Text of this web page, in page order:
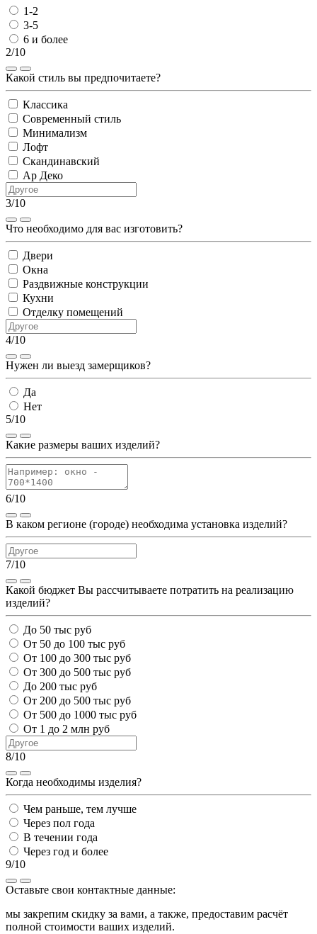
1-2
3-5
6 и более
2/10
Какой стиль вы предпочитаете?
Классика
Современный стиль
Минимализм
Лофт
Скандинавский
Ар Деко
3/10
Что необходимо для вас изготовить?
Двери
Окна
Раздвижные конструкции
Кухни
Отделку помещений
4/10
Нужен ли выезд замерщиков?
Да
Нет
5/10
Какие размеры ваших изделий?
6/10
В каком регионе (городе) необходима установка изделий?
7/10
Какой бюджет Вы рассчитываете потратить на реализацию
изделий?
До 50 тыс руб
От 50 до 100 тыс руб
От 100 до 300 тыс руб
От 300 до 500 тыс руб
До 200 тыс руб
От 200 до 500 тыс руб
От 500 до 1000 тыс руб
От 1 до 2 млн руб
8/10
Когда необходимы изделия?
Чем раньше, тем лучше
Через пол года
В течении года
Через год и более
9/10
Оставьте свои контактные данные:
мы закрепим скидку за вами, а также, предоставим расчёт
полной стоимости ваших изделий.